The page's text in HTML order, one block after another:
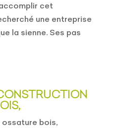
cet
une entreprise
la sienne. Ses pas
ossature bois,